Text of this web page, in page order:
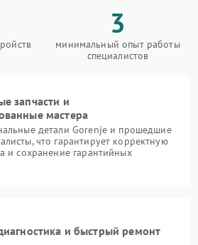
3
минимальный опыт работы
специалистов
запчасти и
мастера
детали Gorenje и прошедшие
что гарантирует корректную
и сохранение гарантийных
и быстрый ремонт